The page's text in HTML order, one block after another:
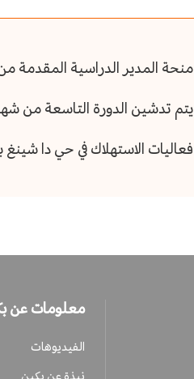
منحة المدير الدراسية المقدمة
يتم تدشين الدورة التاسعة من شهر
فعاليات الاستهلاك في حي دا
معلومات عن
الفيديوهات
نبذة عن بكين